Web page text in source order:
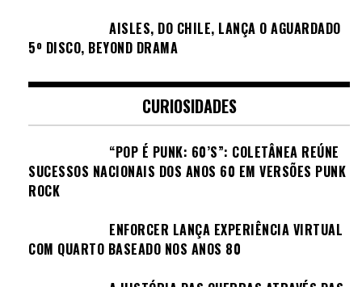
AISLES, DO CHILE, LANÇA O AGUARDADO
5º DISCO, BEYOND DRAMA
CURIOSIDADES
“POP É PUNK: 60’S”: COLETÂNEA REÚNE
SUCESSOS NACIONAIS DOS ANOS 60 EM VERSÕES PUNK
ROCK
ENFORCER LANÇA EXPERIÊNCIA VIRTUAL
COM QUARTO BASEADO NOS ANOS 80